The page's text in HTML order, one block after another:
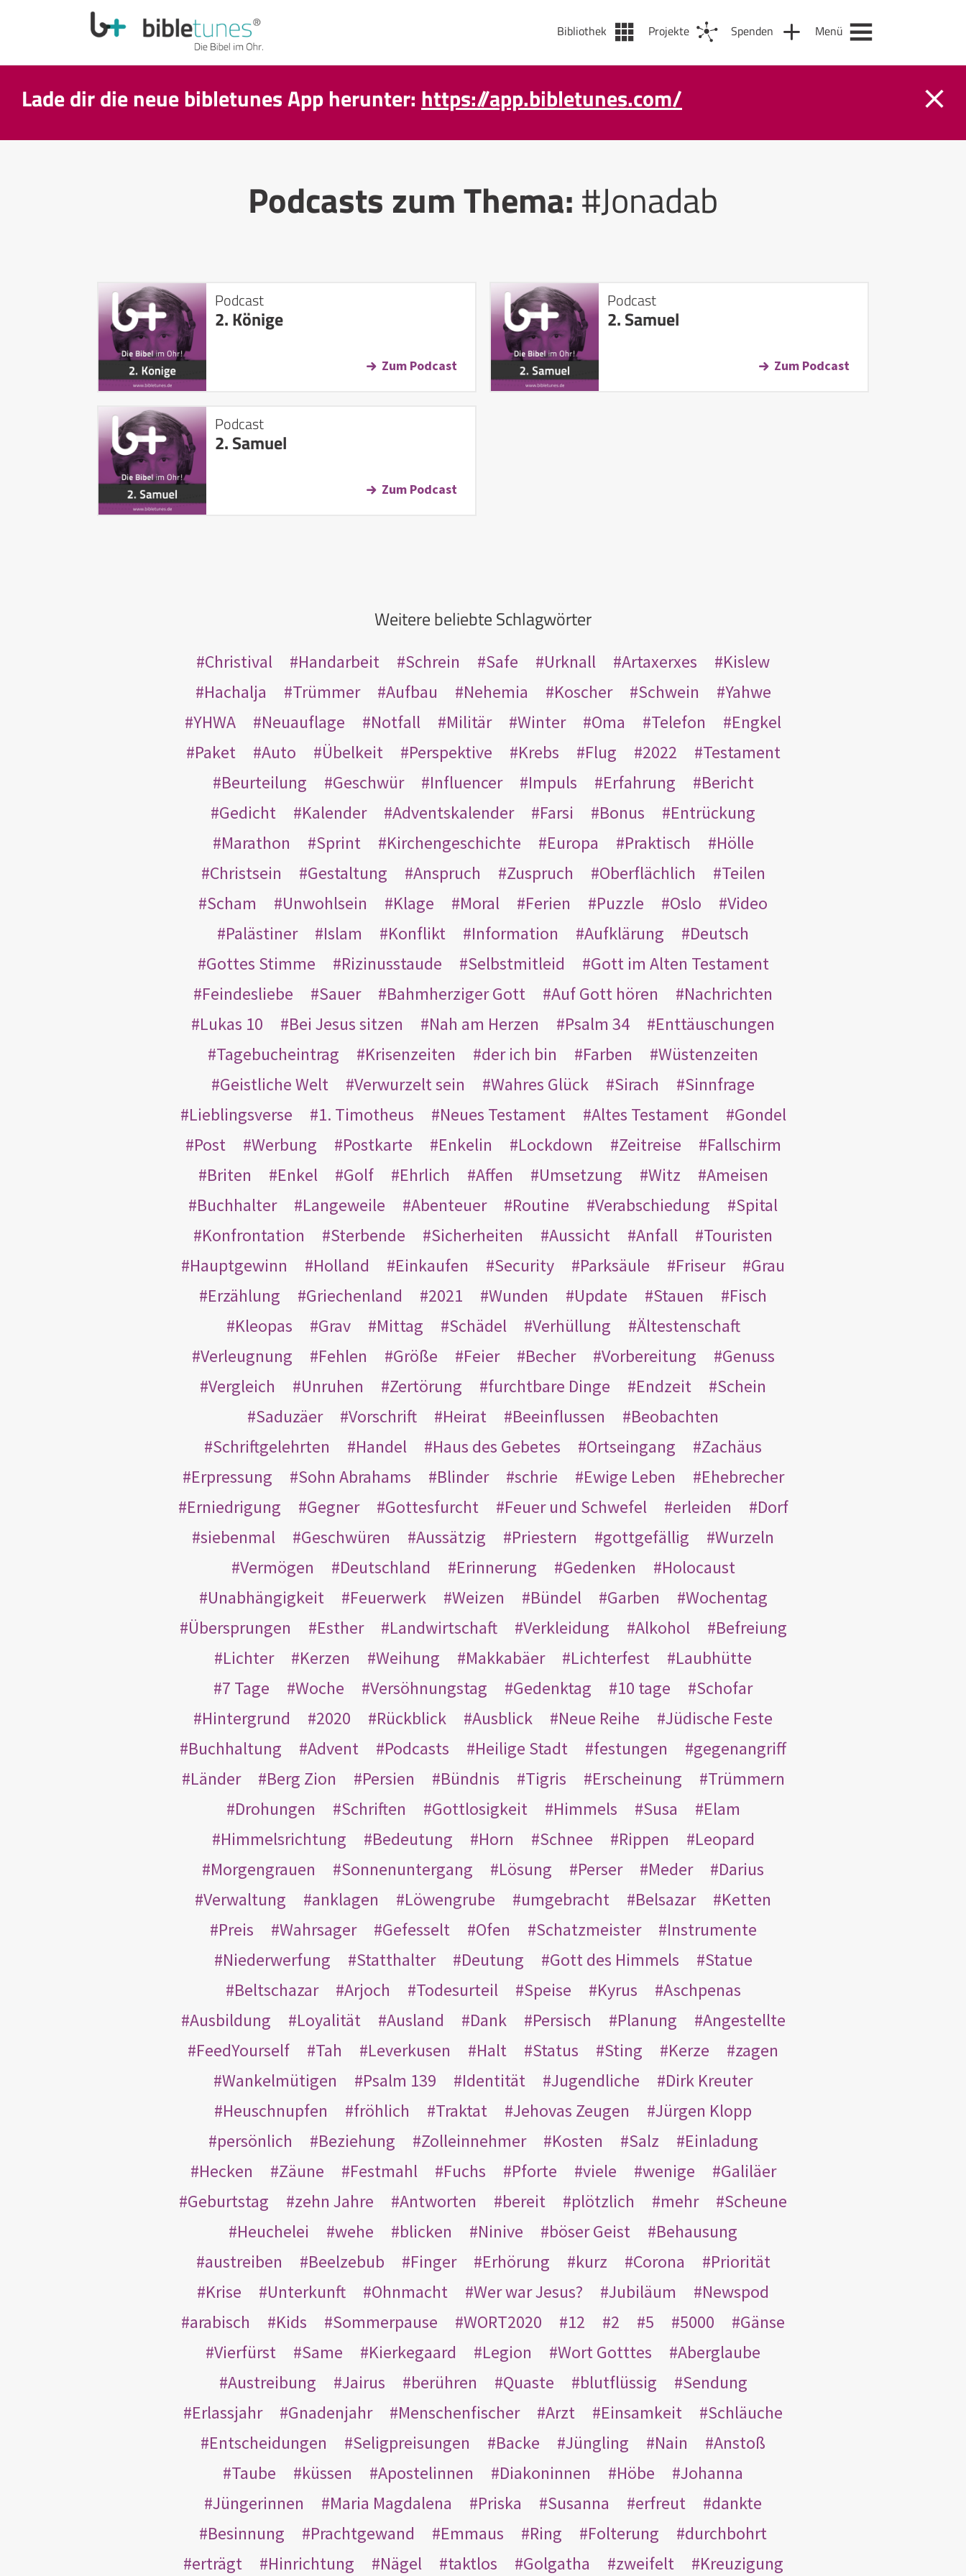
Bibliothek Projekte Spenden Menü
Lade dir die neue bibletunes App herunter: https://app.bibletunes.com/
Podcasts zum Thema:#Jonadab
Podcast
2. Könige
Zum Podcast
Podcast
2. Samuel
Zum Podcast
Podcast
2. Samuel
Zum Podcast
Weitere beliebte Schlagwörter
Christival Handarbeit Schrein Safe Urknall Artaxerxes
Kislew
Hachalja
Trümmer Aufbau Nehemia Koscher Schwein
Yahwe
YHWA
Neuauflage Notfall Militär Winter Oma Telefon
Engkel
Paket
Auto Übelkeit Perspektive Krebs Flug 2022
Testament
Beurteilung
Geschwür Influencer Impuls Erfahrung
Bericht
Gedicht
Kalender Adventskalender Farsi Bonus
Entrückung
Marathon
Sprint Kirchengeschichte Europa Praktisch
Hölle
Christsein
Gestaltung Anspruch Zuspruch Oberflächlich
Teilen
Scham
Unwohlsein Klage Moral Ferien Puzzle Oslo
Video
Palästiner
Islam Konflikt Information Aufklärung
Deutsch
Gottes Stimme
Rizinusstaude Selbstmitleid
Gott im Alten Testament
Feindesliebe
Sauer Bahmherziger Gott Auf Gott hören
Nachrichten
Lukas 10
Bei Jesus sitzen Nah am Herzen Psalm 34
Enttäuschungen
Tagebucheintrag
Krisenzeiten der ich bin Farben
Wüstenzeiten
Geistliche Welt
Verwurzelt sein Wahres Glück Sirach
Sinnfrage
Lieblingsverse
1. Timotheus Neues Testament Altes Testament
Gondel
Post
Werbung Postkarte Enkelin Lockdown Zeitreise
Fallschirm
Briten
Enkel Golf Ehrlich Affen Umsetzung Witz
Ameisen
Buchhalter
Langeweile Abenteuer Routine Verabschiedung
Spital
Konfrontation
Sterbende Sicherheiten Aussicht Anfall
Touristen
Hauptgewinn
Holland Einkaufen Security Parksäule Friseur
Grau
Erzählung
Griechenland 2021 Wunden Update Stauen
Fisch
Kleopas
Grav Mittag Schädel Verhüllung
Ältestenschaft
Verleugnung
Fehlen Größe Feier Becher Vorbereitung
Genuss
Vergleich
Unruhen Zertörung furchtbare Dinge Endzeit
Schein
Saduzäer
Vorschrift Heirat Beeinflussen
Beobachten
Schriftgelehrten
Handel Haus des Gebetes Ortseingang
Zachäus
Erpressung
Sohn Abrahams Blinder schrie Ewige Leben
Ehebrecher
Erniedrigung
Gegner Gottesfurcht Feuer und Schwefel erleiden
Dorf
siebenmal
Geschwüren Aussätzig Priestern gottgefällig
Wurzeln
Vermögen
Deutschland Erinnerung Gedenken
Holocaust
Unabhängigkeit
Feuerwerk Weizen Bündel Garben
Wochentag
Übersprungen
Esther Landwirtschaft Verkleidung Alkohol
Befreiung
Lichter
Kerzen Weihung Makkabäer Lichterfest
Laubhütte
7 Tage
Woche Versöhnungstag Gedenktag 10 tage
Schofar
Hintergrund
2020 Rückblick Ausblick Neue Reihe
Jüdische Feste
Buchhaltung
Advent Podcasts Heilige Stadt festungen
gegenangriff
Länder
Berg Zion Persien Bündnis Tigris Erscheinung
Trümmern
Drohungen
Schriften Gottlosigkeit Himmels Susa
Elam
Himmelsrichtung
Bedeutung Horn Schnee Rippen
Leopard
Morgengrauen
Sonnenuntergang Lösung Perser Meder
Darius
Verwaltung
anklagen Löwengrube umgebracht Belsazar
Ketten
Preis
Wahrsager Gefesselt Ofen Schatzmeister
Instrumente
Niederwerfung
Statthalter Deutung Gott des Himmels
Statue
Beltschazar
Arjoch Todesurteil Speise Kyrus
Aschpenas
Ausbildung
Loyalität Ausland Dank Persisch Planung
Angestellte
FeedYourself
Tah Leverkusen Halt Status Sting Kerze
zagen
Wankelmütigen
Psalm 139 Identität Jugendliche
Dirk Kreuter
Heuschnupfen
fröhlich Traktat Jehovas Zeugen
Jürgen Klopp
persönlich
Beziehung Zolleinnehmer Kosten Salz
Einladung
Hecken
Zäune Festmahl Fuchs Pforte viele wenige
Galiläer
Geburtstag
zehn Jahre Antworten bereit plötzlich mehr
Scheune
Heuchelei
wehe blicken Ninive böser Geist
Behausung
austreiben
Beelzebub Finger Erhörung kurz Corona
Priorität
Krise
Unterkunft Ohnmacht Wer war Jesus? Jubiläum
Newspod
arabisch
Kids Sommerpause WORT2020 12 2 5 5000
Gänse
Vierfürst
Same Kierkegaard Legion Wort Gotttes
Aberglaube
Austreibung
Jairus berühren Quaste blutflüssig
Sendung
Erlassjahr
Gnadenjahr Menschenfischer Arzt Einsamkeit
Schläuche
Entscheidungen
Seligpreisungen Backe Jüngling Nain
Anstoß
Taube
küssen Apostelinnen Diakoninnen Höbe
Johanna
Jüngerinnen
Maria Magdalena Priska Susanna erfreut
dankte
Besinnung
Prachtgewand Emmaus Ring Folterung
durchbohrt
erträgt
Hinrichtung Nägel taktlos Golgatha zweifelt Kreuzigung